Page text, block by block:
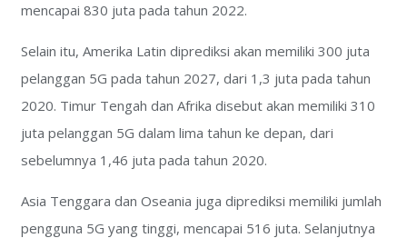
mencapai 830 juta pada tahun 2022.
Selain itu, Amerika Latin diprediksi akan memiliki 300 juta
pelanggan 5G pada tahun 2027, dari 1,3 juta pada tahun
2020. Timur Tengah dan Afrika disebut akan memiliki 310
juta pelanggan 5G dalam lima tahun ke depan, dari
sebelumnya 1,46 juta pada tahun 2020.
Asia Tenggara dan Oseania juga diprediksi memiliki jumlah
pengguna 5G yang tinggi, mencapai 516 juta. Selanjutnya